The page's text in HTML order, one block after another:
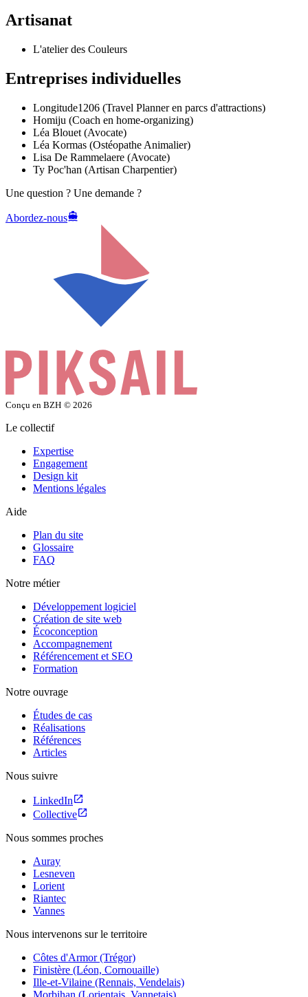
Artisanat
L'atelier des Couleurs
Entreprises individuelles
Longitude1206 (Travel Planner en parcs d'attractions)
Homiju (Coach en home-organizing)
Léa Blouet (Avocate)
Léa Kormas (Ostéopathe Animalier)
Lisa De Rammelaere (Avocate)
Ty Poc'han (Artisan Charpentier)
Une question ? Une demande ?
Abordez-nous
Conçu en BZH © 2026
Le collectif
Expertise
Engagement
Design kit
Mentions légales
Aide
Plan du site
Glossaire
FAQ
Notre métier
Développement logiciel
Création de site web
Écoconception
Accompagnement
Référencement et SEO
Formation
Notre ouvrage
Études de cas
Réalisations
Références
Articles
Nous suivre
LinkedIn
Collective
Nous sommes proches
Auray
Lesneven
Lorient
Riantec
Vannes
Nous intervenons sur le territoire
Côtes d'Armor (Trégor)
Finistère (Léon, Cornouaille)
Ille-et-Vilaine (Rennais, Vendelais)
Morbihan (Lorientais, Vannetais)